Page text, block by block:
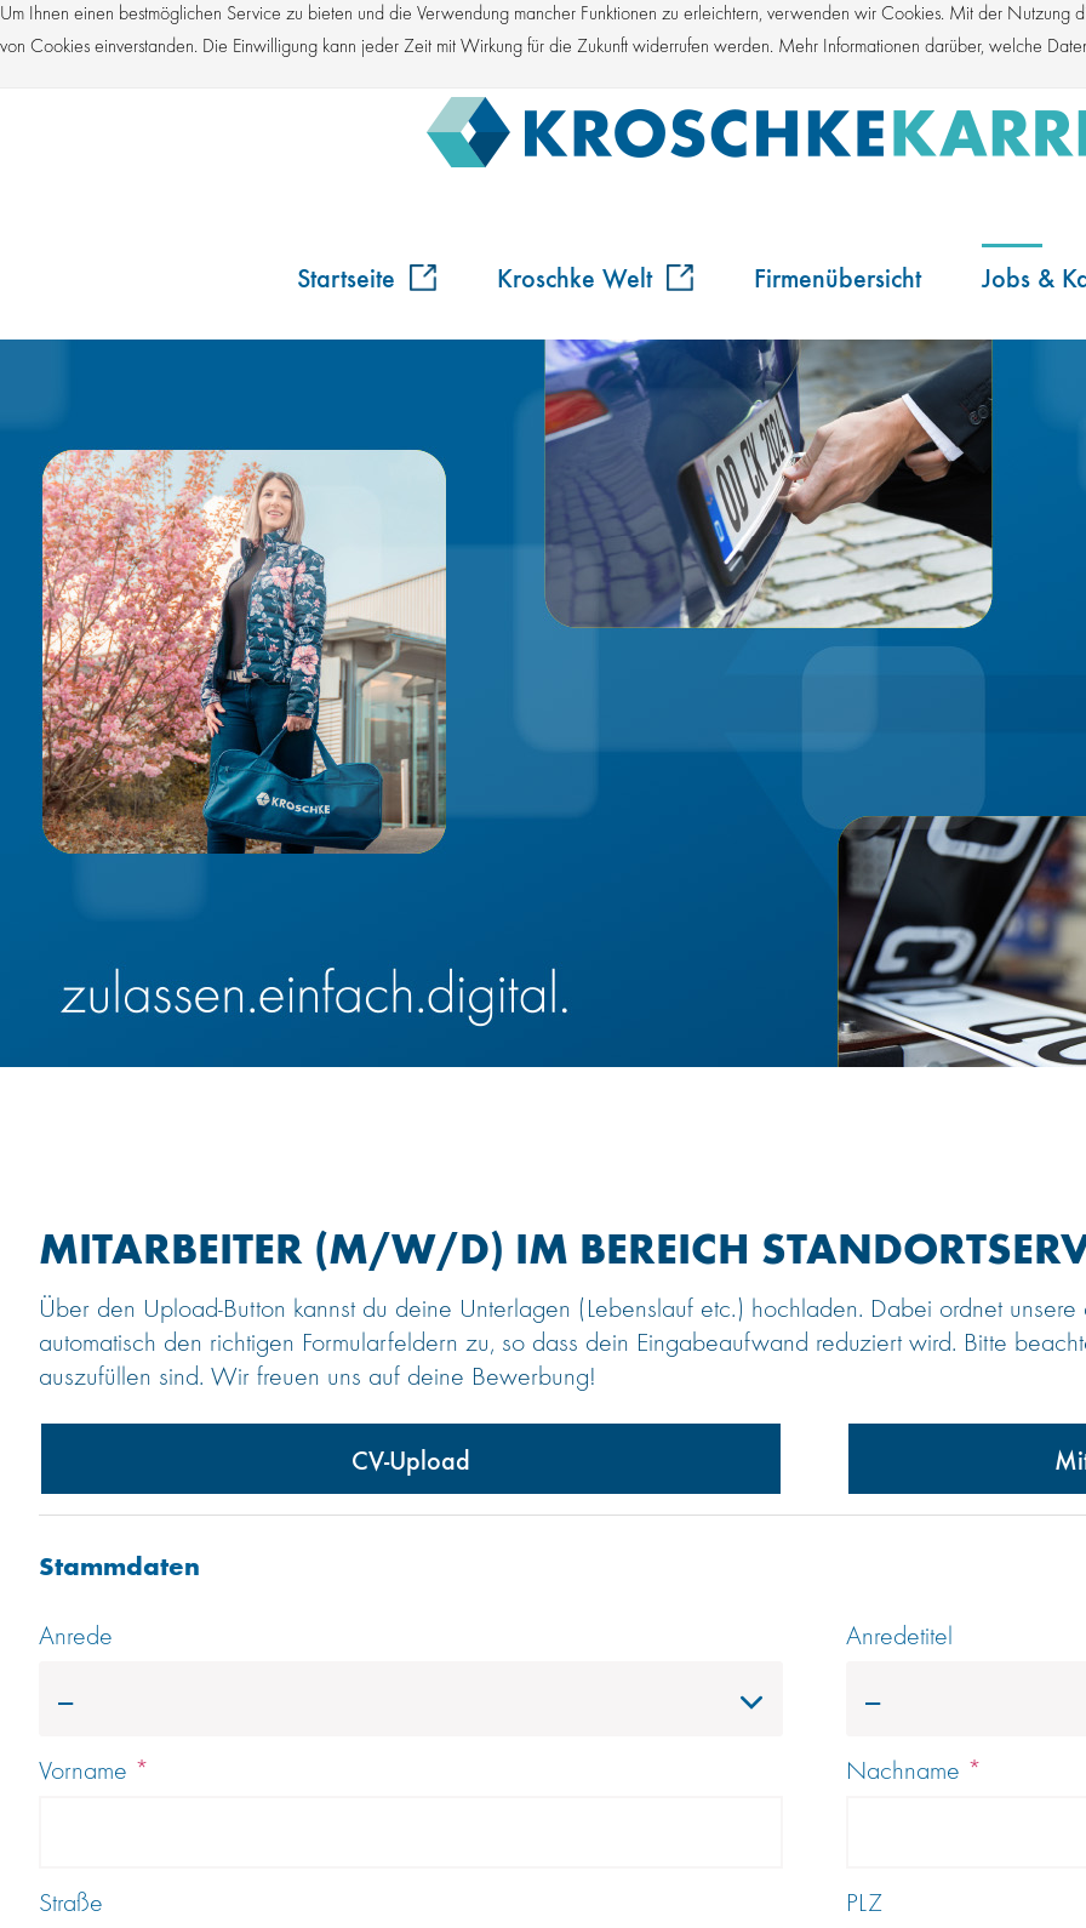
Um Ihnen einen bestmöglichen Service zu bieten und die Verwendung mancher Funktionen zu erleichtern, verwenden wir Cookies. Mit der Nutzung
von Cookies einverstanden. Die Einwilligung kann jeder Zeit mit Wirkung für die Zukunft widerrufen werden. Mehr Informationen darüber, welche
Startseite Kroschke Welt Firmenübersicht Jobs &
MITARBEITER (M/W/D) IM BEREICH
Über den Upload-Button kannst du deine Unterlagen (Lebenslauf etc.) hochladen. Dabei ordnet unsere
automatisch den richtigen Formularfeldern zu, so dass dein Eingabeaufwand reduziert wird. Bitte
auszufüllen sind. Wir freuen uns auf deine Bewerbung!
CV-Upload
Stammdaten
Anrede
---
Anredetitel
---
Vorname * Nachname *
Straße PLZ